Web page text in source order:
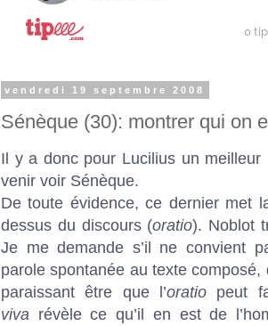
0
vendredi 19 septembre 2008
Sénèque (30): montrer qui on
Il y a donc pour Lucilius un meilleur
venir voir Sénèque.
De toute évidence, ce dernier met
dessus du discours (oratio). Noblot
Je me demande s’il ne convient
parole spontanée au texte composé,
paraissant être que l’oratiopeut
viva révèle ce qu’il en est de